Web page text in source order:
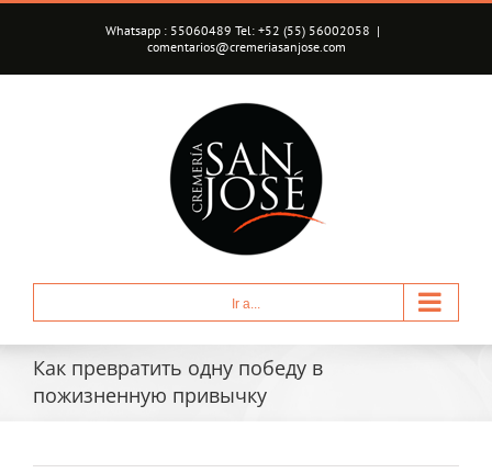
Whatsapp : 55060489 Tel: +52 (55) 56002058 |
comentarios@cremeriasanjose.com
Ir a...
Как превратить одну победу в
пожизненную привычку